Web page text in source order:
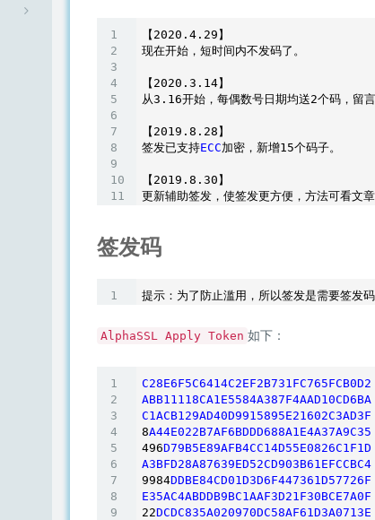
235
【2020 .4 .29】
现在开始，短时间内不发码了。
【2020 .3 .14】
从3 .16开始，每偶数号日期均送2个码，留
【2019 .8 .28】
签发已支持ECC加密，新增15个码子。
【2019 .8 .30】
签发码
AlphaSSL Apply Token 如下：
C28E6F5C6414C2EF2B731FC765FCB0D2
ABB11118CA1E5584A387F4AAD10CD6BA
C1ACB129AD40D9915895E21602C3AD3F
8A44E022B7AF6BDDD688A1E4A37A9C35
496D79B5E89AFB4CC14D55E0826C1F1D
A3BFD28A87639ED52CD903B61EFCCBC4
9984DDBE84CD01D3D6F447361D57726F
E35AC4ABDDB9BC1AAF3D21F30BCE7A0F
22DCDC835A020970DC58AF61D3A0713E